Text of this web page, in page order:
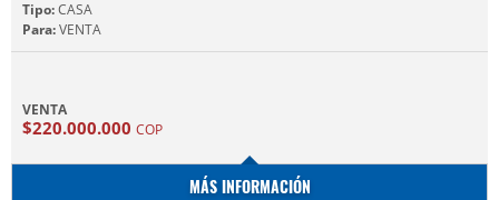
Tipo:CASA
Para:VENTA
VENTA
$220.000.000 COP
MÁS INFORMACIÓN